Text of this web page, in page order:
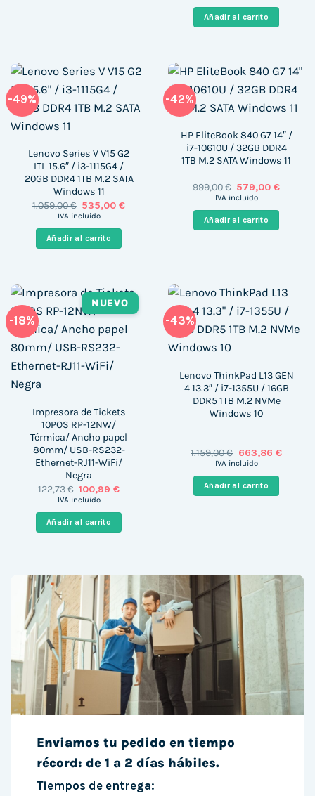
era:
1.966,96 €.
Añadir al carrito
-49%
Lenovo Series V V15 G2
ITL 15.6″ / i3-1115G4 /
20GB DDR4 1TB M.2 SATA
Windows 11
1.059,00€ El
precio
era:
1.059,00 €.
535,00€El
IVA incluido
Añadir al carrito
-42%
HP EliteBook 840 G7 14″ /
i7-10610U / 32GB DDR4
1TB M.2 SATA Windows 11
999,00€ El
precio
era:
999,00 €.
579,00€El
IVA incluido
Añadir al carrito
-18%
NUEVO
Impresora de Tickets
10POS RP-12NW/
Térmica/ Ancho papel
80mm/ USB-RS232-
Ethernet-RJ11-WiFi/
Negra
122,73€ El
precio
era:
122,73 €.
100,99€El
es:
100,99 €.
IVA incluido
Añadir al carrito
-43%
Lenovo ThinkPad L13 GEN
4 13.3″ / i7-1355U / 16GB
DDR5 1TB M.2 NVMe
Windows 10
1.159,00€ El
precio
era:
1.159,00 €.
663,86 €El
IVA incluido
Añadir al carrito
Enviamos tu pedido en tiempo
récord: de 1 a 2 días hábiles.
Tiempos de entrega: